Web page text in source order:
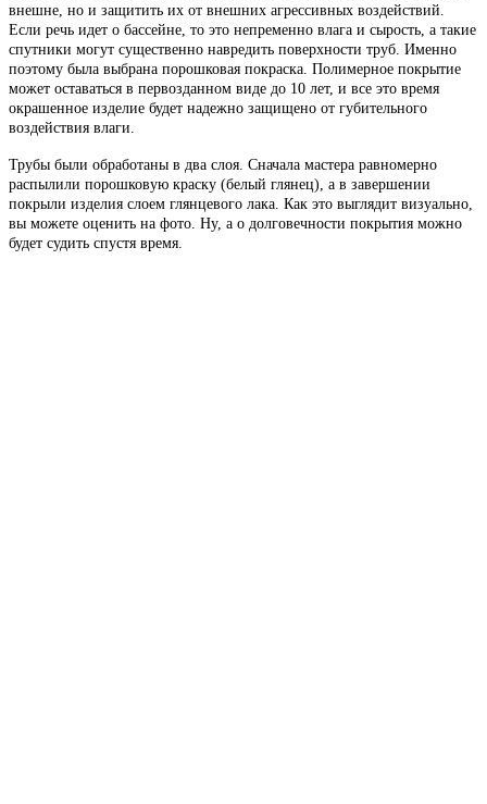
внешне, но и защитить их от внешних агрессивных воздействий.
Если речь идет о бассейне, то это непременно влага и сырость, а такие
спутники могут существенно навредить поверхности труб. Именно
поэтому была выбрана порошковая покраска. Полимерное покрытие
может оставаться в первозданном виде до 10 лет, и все это время
окрашенное изделие будет надежно защищено от губительного
воздействия влаги.
Трубы были обработаны в два слоя. Сначала мастера равномерно
распылили порошковую краску (белый глянец), а в завершении
покрыли изделия слоем глянцевого лака. Как это выглядит визуально,
вы можете оценить на фото. Ну, а о долговечности покрытия можно
будет судить спустя время.